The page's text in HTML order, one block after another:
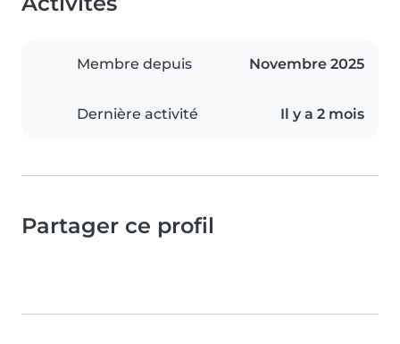
Membre depuis Novembre 2025
Dernière activité Il y a 2 mois
Partager ce profil